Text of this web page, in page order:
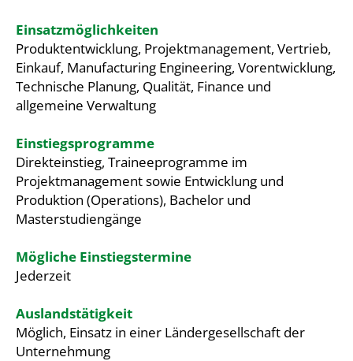
Einsatzmöglichkeiten
Produktentwicklung, Projektmanagement, Vertrieb,
Einkauf, Manufacturing Engineering, Vorentwicklung,
Technische Planung, Qualität, Finance und
allgemeine Verwaltung
Einstiegsprogramme
Direkteinstieg, Traineeprogramme im
Projektmanagement sowie Entwicklung und
Produktion (Operations), Bachelor und
Masterstudiengänge
Mögliche Einstiegstermine
Jederzeit
Auslandstätigkeit
Möglich, Einsatz in einer Ländergesellschaft der
Unternehmung